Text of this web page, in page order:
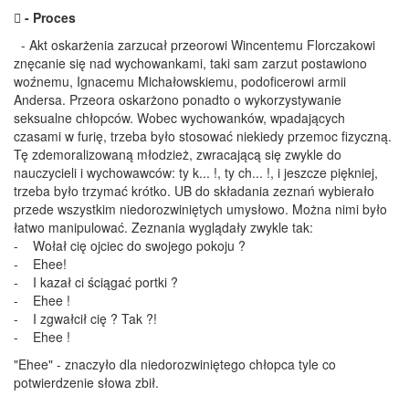
 - Proces
- Akt oskarżenia zarzucał przeorowi Wincentemu Florczakowi
znęcanie się nad wychowankami, taki sam zarzut postawiono
woźnemu, Ignacemu Michałowskiemu, podoficerowi armii
Andersa. Przeora oskarżono ponadto o wykorzystywanie
seksualne chłopców. Wobec wychowanków, wpadających
czasami w furię, trzeba było stosować niekiedy przemoc fizyczną.
Tę zdemoralizowaną młodzież, zwracającą się zwykle do
nauczycieli i wychowawców: ty k... !, ty ch... !, i jeszcze piękniej,
trzeba było trzymać krótko. UB do składania zeznań wybierało
przede wszystkim niedorozwiniętych umysłowo. Można nimi było
łatwo manipulować. Zeznania wyglądały zwykle tak:
- Wołał cię ojciec do swojego pokoju ?
- Ehee!
- I kazał ci ściągać portki ?
- Ehee !
- I zgwałcił cię ? Tak ?!
- Ehee !
"Ehee" - znaczyło dla niedorozwiniętego chłopca tyle co
potwierdzenie słowa zbił.